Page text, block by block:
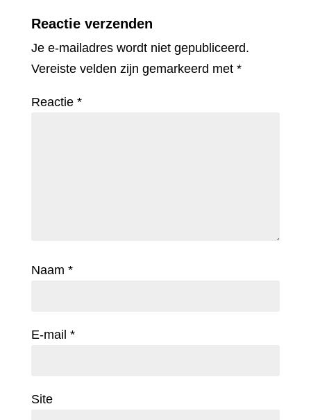
Reactie verzenden
Je e-mailadres wordt niet gepubliceerd.
Vereiste velden zijn gemarkeerd met *
Reactie *
Naam *
E-mail *
Site